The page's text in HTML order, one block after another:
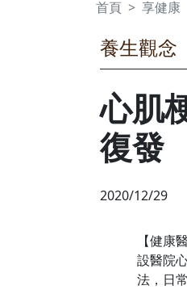
首頁 享健康
養生觀念
心肌
復發
2020/12/29
【健康
設醫院
法，日